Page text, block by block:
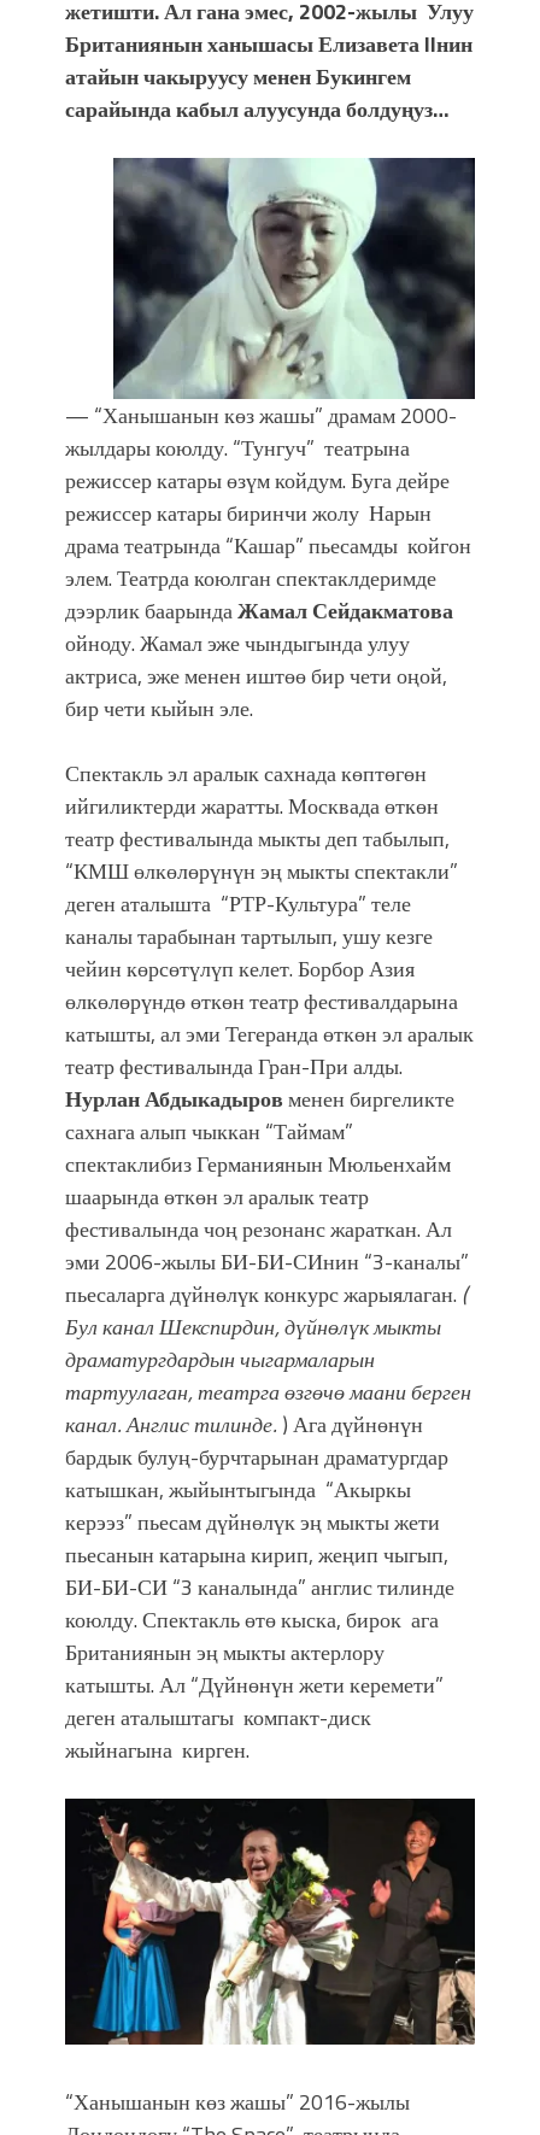
жетишти. Ал гана эмес, 2002-жылы Улуу
Британиянын ханышасы Елизавета IIнин
атайын чакыруусу менен Букингем
сарайында кабыл алуусунда болдуңуз…
— “Ханышанын көз жашы” драмам 2000-
жылдары коюлду. “Тунгуч” театрына
режиссер катары өзүм койдум. Буга дейре
режиссер катары биринчи жолу Нарын
драма театрында “Кашар” пьесамды койгон
элем. Театрда коюлган спектаклдеримде
дээрлик баарындаЖамал Сейдакматова
ойноду. Жамал эже чындыгында улуу
актриса, эже менен иштөө бир чети оңой,
бир чети кыйын эле.
Спектакль эл аралык сахнада көптөгөн
ийгиликтерди жаратты. Москвада өткөн
театр фестивалында мыкты деп табылып,
“КМШ өлкөлөрүнүн эң мыкты спектакли”
деген аталышта “РТР-Культура” теле
каналы тарабынан тартылып, ушу кезге
чейин көрсөтүлүп келет. Борбор Азия
өлкөлөрүндө өткөн театр фестивалдарына
катышты, ал эми Тегеранда өткөн эл аралык
театр фестивалында Гран-При алды.
Нурлан Абдыкадыровменен биргеликте
сахнага алып чыккан “Таймам”
спектаклибиз Германиянын Мюльенхайм
шаарында өткөн эл аралык театр
фестивалында чоң резонанс жараткан. Ал
эми 2006-жылы БИ-БИ-СИнин “3-каналы”
пьесаларга дүйнөлүк конкурс жарыялаган. (
Бул канал Шекспирдин, дүйнөлүк мыкты
драматургдардын чыгармаларын
тартуулаган, театрга өзгөчө маани берген
канал. Англис тилинде. ) Ага дүйнөнүн
бардык булуң-бурчтарынан драматургдар
катышкан, жыйынтыгында “Акыркы
керээз” пьесам дүйнөлүк эң мыкты жети
пьесанын катарына кирип, жеңип чыгып,
БИ-БИ-СИ “3 каналында” англис тилинде
коюлду. Спектакль өтө кыска, бирок ага
Британиянын эң мыкты актерлору
катышты. Ал “Дүйнөнүн жети керемети”
деген аталыштагы компакт-диск
жыйнагына кирген.
“Ханышанын көз жашы” 2016-жылы